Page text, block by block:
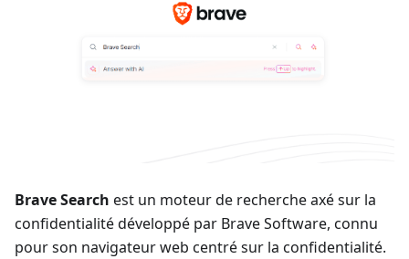
Brave Search est un moteur de recherche axé sur la
confidentialité développé par Brave Software, connu
pour son navigateur web centré sur la confidentialité.